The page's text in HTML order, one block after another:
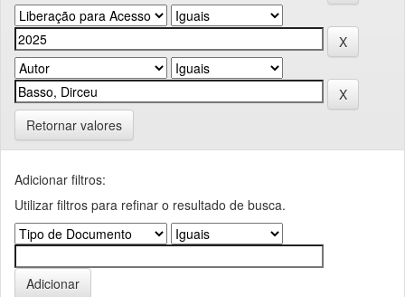
Retornar valores
Adicionar filtros:
Utilizar filtros para refinar o resultado de busca.